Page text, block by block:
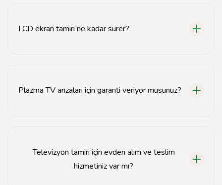
LCD ekran tamiri ne kadar sürer?
Plazma TV arızaları için garanti veriyor musunuz?
Televizyon tamiri için evden alım ve teslim
hizmetiniz var mı?